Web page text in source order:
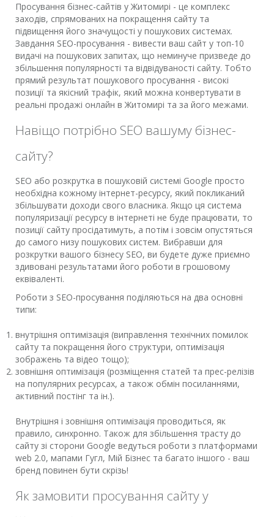
Просування бізнес-сайтів у Житомирі - це комплекс
заходів, спрямованих на покращення сайту та
підвищення його значущості у пошукових системах.
Завдання SEO-просування - вивести ваш сайт у топ-10
видачі на пошукових запитах, що неминуче призведе до
збільшення популярності та відвідуваності сайту. Тобто
прямий результат пошукового просування - високі
позиції та якісний трафік, який можна конвертувати в
реальні продажі онлайн в Житомирі та за його межами.
Навіщо потрібно SEO вашуму бізнес-
сайту?
SEO або розкрутка в пошуковій системі Google просто
необхідна кожному інтернет-ресурсу, який покликаний
збільшувати доходи свого власника. Якщо ця система
популяризації ресурсу в інтернеті не буде працювати, то
позиції сайту просідатимуть, а потім і зовсім опустяться
до самого низу пошукових систем. Вибравши для
розкрутки вашого бізнесу SEO, ви будете дуже приємно
здивовані результатами його роботи в грошовому
еквіваленті.
Роботи з SEO-просування поділяються на два основні
типи:
внутрішня оптимізація (виправлення технічних помилок
сайту та покращення його структури, оптимізація
зображень та відео тощо);
зовнішня оптимізація (розміщення статей та прес-релізів
на популярних ресурсах, а також обмін посиланнями,
активний постінг та ін.).
Внутрішня і зовнішня оптимізація проводиться, як
правило, синхронно. Також для збільшення трасту до
сайту зі сторони Google ведуться роботи з платформами
web 2.0, мапами Гугл, Мій Бізнес та багато іншого - ваш
бренд повинен бути скрізь!
Як замовити просування сайту у